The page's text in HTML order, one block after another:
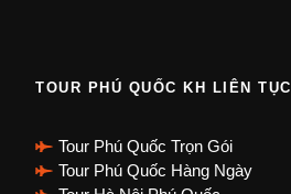
TOUR PHÚ QUỐC KH LIÊN TỤC
Tour Phú Quốc Trọn Gói
Tour Phú Quốc Hàng Ngày